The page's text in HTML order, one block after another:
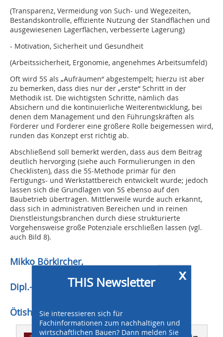
(Transparenz, Vermeidung von Such- und Wegezeiten,
Bestandskontrolle, effiziente Nutzung der Standflächen und
ausgewiesenen Lagerflächen, verbesserte Lagerung)
- Motivation, Sicherheit und Gesundheit
(Arbeitssicherheit, Ergonomie, angenehmes Arbeitsumfeld)
Oft wird 5S als „Aufräumen“ abgestempelt; hierzu ist aber
zu bemerken, dass dies nur der „erste“ Schritt in der
Methodik ist. Die wichtigsten Schritte, nämlich das
Absichern und die kontinuierliche Weiterentwicklung, bei
denen dem Management und den Führungskräften als
Förderer und Forderer eine größere Rolle beigemessen wird,
runden das Konzept erst richtig ab.
Abschließend soll bemerkt werden, dass aus dem Beitrag
deutlich hervorging (siehe auch Formulierungen in den
Checklisten), dass die 5S-Methode primär für den
Fertigungs- und Werkstattbereich entwickelt wurde; jedoch
lassen sich die Grundlagen von 5S ebenso auf den
Baubetrieb übertragen. Mittlerweile wurde auch erkannt,
dass sich in administrativen Bereichen und in reinen
Dienstleistungsbranchen durch diese strukturierte
Vorgehensweise große Potenziale erschließen lassen (vgl.
auch Bild 8).
Mikko Börkircher,
Dipl.-Ing.Dipl.-Wirt.-Ing.,
Ötisheim-Schönenberg
x
THIS Newsletter
Sie interessieren sich für
Fachinformationen zum nachhaltigen und
wirtschaftlichen Bauen? Dann melden Sie